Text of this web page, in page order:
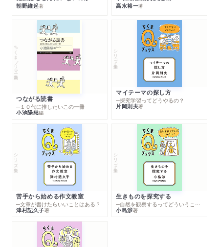
朝野維起著 高水裕一著
ちくまプリマー新書
つながる読書
─１０代に推したいこの一冊
小池陽慈編
シリーズ・全集
マイテーマの探し方
─探究学習ってどうやるの？
片岡則夫著
シリーズ・全集
苦手から始める作文教室
─文章が書けたらいいことはある？
津村記久子著
シリーズ・全集
生きものを探究する
─自然を観察するってどういうこと？
小島渉著